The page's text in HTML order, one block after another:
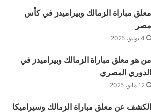
معلق مباراة الزمالك وبيراميدز في كأس
مصر
4 يونيو، 2025
من هو معلق مباراة الزمالك وبيراميدز في
الدوري المصري
12 مايو، 2025
الكشف عن معلق مباراة الزمالك وسيراميكا